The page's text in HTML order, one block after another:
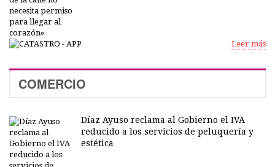
Leer más
COMERCIO
Díaz Ayuso reclama al Gobierno el IVA
reducido a los servicios de peluquería y
estética